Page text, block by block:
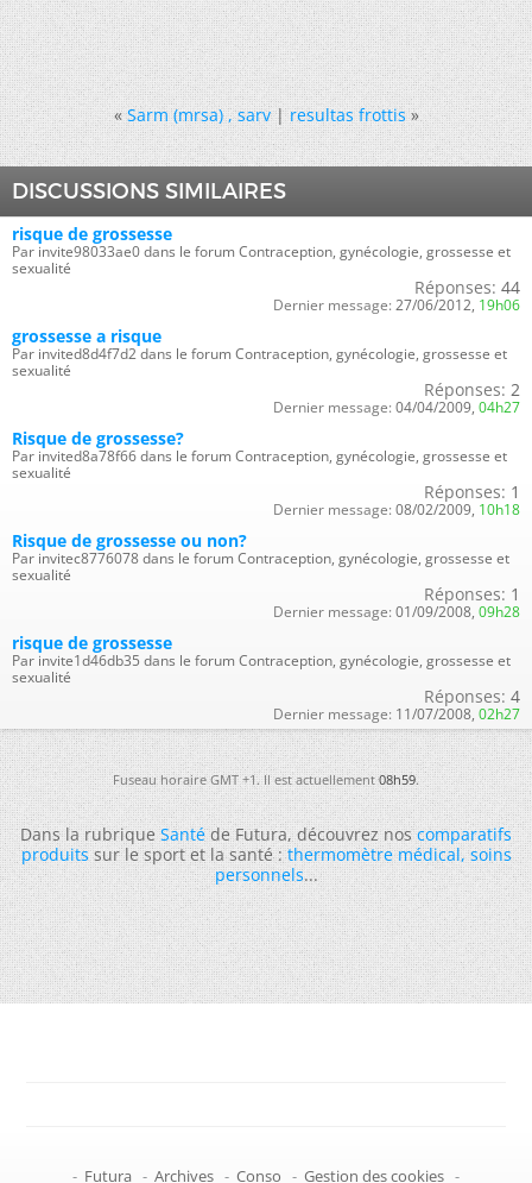
« Sarm (mrsa) , sarv|resultas frottis »
DISCUSSIONS SIMILAIRES
risque de grossesse
Par invite98033ae0 dans le forum Contraception, gynécologie, grossesse et
sexualité
Réponses: 44
Dernier message: 27/06/2012, 19h06
grossesse a risque
Par invited8d4f7d2 dans le forum Contraception, gynécologie, grossesse et
sexualité
Réponses: 2
Dernier message: 04/04/2009, 04h27
Risque de grossesse?
Par invited8a78f66 dans le forum Contraception, gynécologie, grossesse et
sexualité
Réponses: 1
Dernier message: 08/02/2009, 10h18
Risque de grossesse ou non?
Par invitec8776078 dans le forum Contraception, gynécologie, grossesse et
sexualité
Réponses: 1
Dernier message: 01/09/2008, 09h28
risque de grossesse
Par invite1d46db35 dans le forum Contraception, gynécologie, grossesse et
sexualité
Réponses: 4
Dernier message: 11/07/2008, 02h27
Fuseau horaire GMT +1. Il est actuellement08h59.
Dans la rubriqueSantéde Futura, découvrez noscomparatifs
produitssur le sport et la santé :thermomètre médical,soins
personnels...
- Futura - Archives - Conso - Gestion des cookies -